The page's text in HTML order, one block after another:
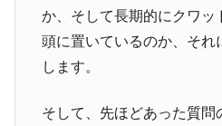
か、そして長期的にクワッ
頭に置いているのか、それ
します。
そして、先ほどあった質問